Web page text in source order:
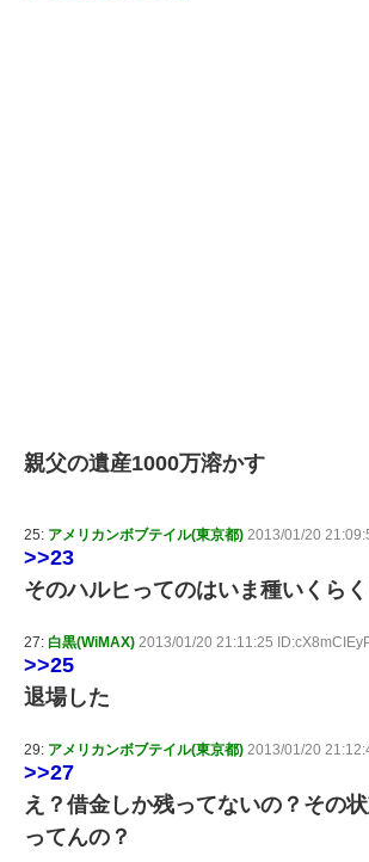
親父の遺産1000万溶かす
25: アメリカンボブテイル(東京都) 2013/01/20
>>23
そのハルヒってのはいま種いくら
27: 白黒(WiMAX) 2013/01/20 21:11:25
>>25
退場した
29: アメリカンボブテイル(東京都) 2013/01/20
>>27
え？借金しか残ってないの？その
ってんの？